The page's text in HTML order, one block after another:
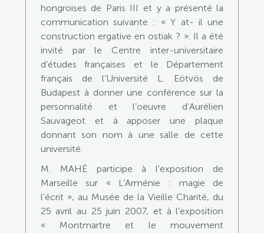
hongroises de Paris III et y a présenté la
communication suivante : « Y at- il une
construction ergative en ostiak ? ». Il a été
invité par le Centre inter-universitaire
d’études françaises et le Département
français de l’Université L. Eötvös de
Budapest à donner une conférence sur la
personnalité et l’oeuvre d’Aurélien
Sauvageot et à apposer une plaque
donnant son nom à une salle de cette
université.
M. MAHÉ participe à l’exposition de
Marseille sur « L’Arménie : magie de
l’écrit », au Musée de la Vieille Charité, du
25 avril au 25 juin 2007, et à l’exposition
« Montmartre et le mouvement